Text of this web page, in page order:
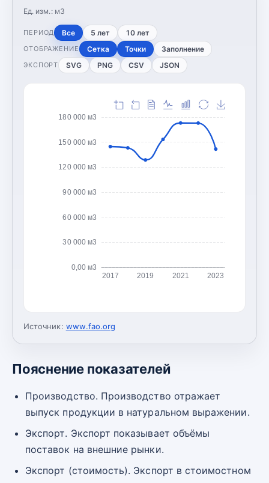
Ед. изм.: м3
ПЕРИОД Все 5 лет 10 лет
ОТОБРАЖЕНИЕ Сетка Точки Заполнение
ЭКСПОРТ SVG PNG CSV JSON
0,00 м3
30 000 м3
60 000 м3
90 000 м3
120 000 м3
150 000 м3
180 000 м3
2017 2019 2021 2023
Источник: www.fao.org
Пояснение показателей
Производство. Производство отражает
выпуск продукции в натуральном выражении.
Экспорт. Экспорт показывает объёмы
поставок на внешние рынки.
Экспорт (стоимость). Экспорт в стоимостном